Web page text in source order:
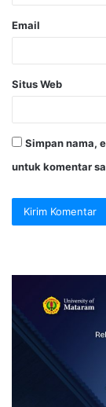
Email
Situs Web
Simpan nama,
untuk komentar